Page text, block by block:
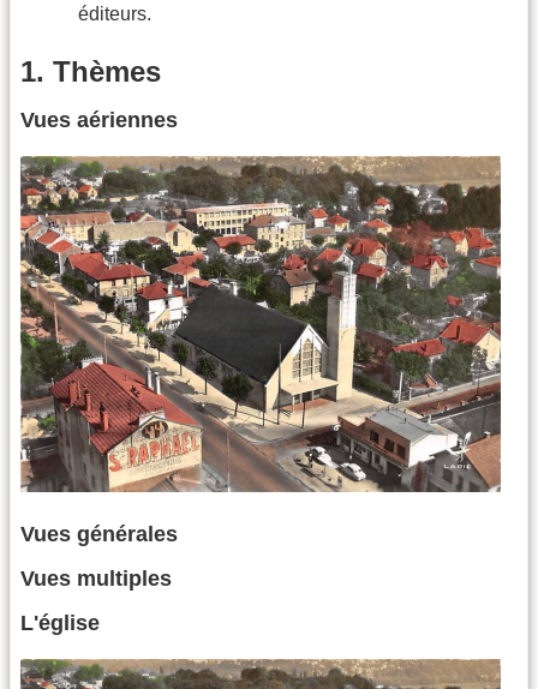
éditeurs.
1. Thèmes
Vues aériennes
Vues générales
Vues multiples
L'église